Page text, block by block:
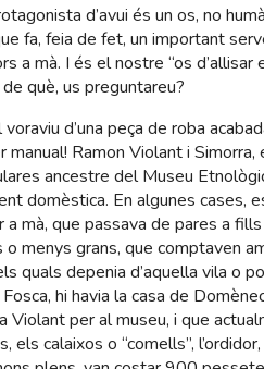
d’avui és un os, no
fa, feia de fet, un important
a mà. I és el nostre “os d’allisar
què, us preguntareu?
d’una peça de roba
manual! Ramon Violant i Simorra,
ancestre del Museu
domèstica. En algunes cases,
mà, que passava de pares a
menys grans, que comptaven
quals depenia d’aquella vila o
hi havia la casa de
per al museu, i que
calaixos o “comells”, l’ordidor,